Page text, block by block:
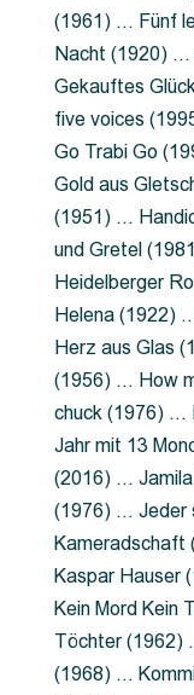
(1961) … Fünf
Nacht (1920) …
Gekauftes
five voices
Go Trabi Go
Gold aus
(1951) …
und Gretel
Heidelberger
Helena (1922)
Herz aus Glas
(1956) … How
chuck (1976) …
Jahr mit 13
(2016) …
(1976) … Jeder
Kaspar Hauser
Kein Mord Kein
Töchter (1962)
(1968) …